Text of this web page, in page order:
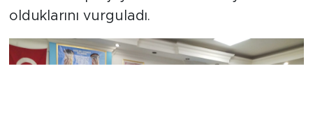
olacak her projeye destek vermeye hazır